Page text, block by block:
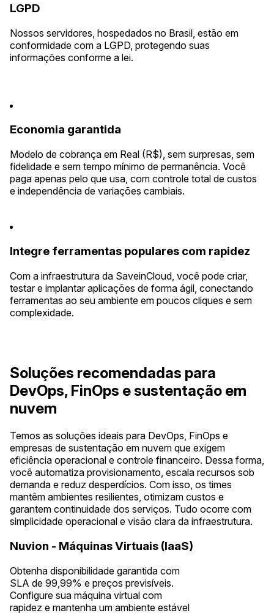
LGPD
Nossos servidores, hospedados no Brasil, estão em
conformidade com a LGPD, protegendo suas
informações conforme a lei.
Economia garantida
Modelo de cobrança em Real (R$), sem surpresas, sem
fidelidade e sem tempo mínimo de permanência. Você
paga apenas pelo que usa, com controle total de custos
e independência de variações cambiais.
Integre ferramentas populares com rapidez
Com a infraestrutura da SaveinCloud, você pode criar,
testar e implantar aplicações de forma ágil, conectando
ferramentas ao seu ambiente em poucos cliques e sem
complexidade.
Soluções recomendadas para
DevOps, FinOps e sustentação em
nuvem
Temos as soluções ideais para DevOps, FinOps e
empresas de sustentação em nuvem que exigem
eficiência operacional e controle financeiro. Dessa forma,
você automatiza provisionamento, escala recursos sob
demanda e reduz desperdícios. Com isso, os times
mantêm ambientes resilientes, otimizam custos e
garantem continuidade dos serviços. Tudo ocorre com
simplicidade operacional e visão clara da infraestrutura.
Nuvion - Máquinas Virtuais (IaaS)
Obtenha disponibilidade garantida com
SLA de 99,99% e preços previsíveis.
Configure sua máquina virtual com
rapidez e mantenha um ambiente estável